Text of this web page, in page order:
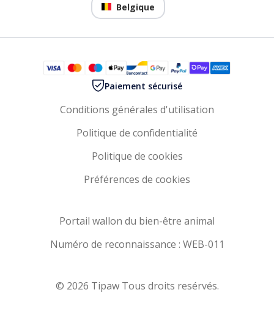
Belgique
Paiement sécurisé
Conditions générales d'utilisation
Politique de confidentialité
Politique de cookies
Préférences de cookies
Portail wallon du bien-être animal
Numéro de reconnaissance : WEB-011
© 2026 Tipaw Tous droits resérvés.